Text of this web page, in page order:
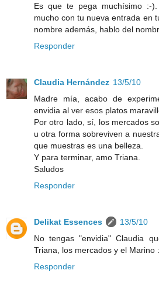
Es que te pega muchísimo :-
mucho con tu nueva entrada en
nombre además, hablo del
Responder
Claudia Hernández 13/5/10
Madre mía, acabo de
envidia al ver esos platos
Por otro lado, sí, los mercados
u otra forma sobreviven a
que muestras es una belleza.
Y para terminar, amo Triana.
Saludos
Responder
Delikat Essences
13/5/10
No tengas "envidia" Claudia
Triana, los mercados y el Marino
Responder